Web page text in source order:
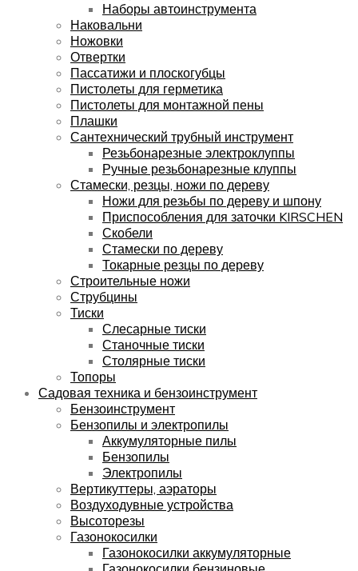
Наборы автоинструмента
Наковальни
Ножовки
Отвертки
Пассатижи и плоскогубцы
Пистолеты для герметика
Пистолеты для монтажной пены
Плашки
Сантехнический трубный инструмент
Резьбонарезные электроклуппы
Ручные резьбонарезные клуппы
Стамески, резцы, ножи по дереву
Ножи для резьбы по дереву и шпону
Приспособления для заточки KIRSCHEN
Скобели
Стамески по дереву
Токарные резцы по дереву
Строительные ножи
Струбцины
Тиски
Слесарные тиски
Станочные тиски
Столярные тиски
Топоры
Садовая техника и бензоинструмент
Бензоинструмент
Бензопилы и электропилы
Аккумуляторные пилы
Бензопилы
Электропилы
Вертикуттеры, аэраторы
Воздуходувные устройства
Высоторезы
Газонокосилки
Газонокосилки аккумуляторные